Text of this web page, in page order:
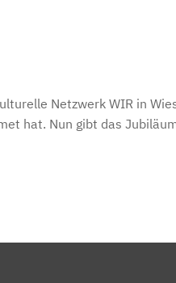
Netzwerk WIR in
hat. Nun gibt das